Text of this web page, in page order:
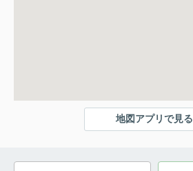
地図アプリで見る